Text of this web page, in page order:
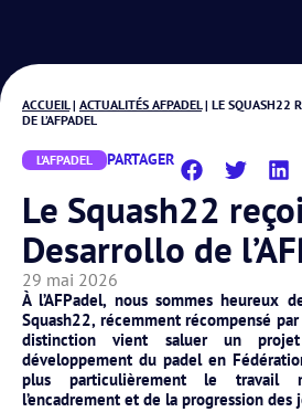
ACCUEIL| ACTUALITÉS AFPADEL| LE SQUASH22
DE L’AFPADEL
L'AFPADEL PARTAGER
Le Squash22
Desarrollo de
29 mai 2026
À l’AFPadel, nous sommes heureux
Squash22, récemment récompensé
distinction vient saluer un
développement du padel en
plus particulièrement le travail
l’encadrement et de la progression des